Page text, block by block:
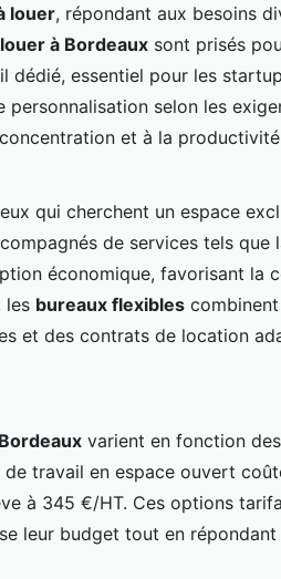
louer, répondant aux besoins
à Bordeaux sont prisés
dédié, essentiel pour les
selon les
et à la
qui cherchent un espace
de services tels que
économique, favorisant la
les bureaux flexibles
et des contrats de location
varient en fonction
travail en espace ouvert
à 345 €/HT. Ces options
leur budget tout en répondant